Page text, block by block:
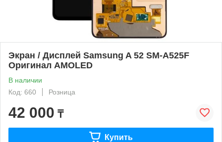
Экран / Дисплей Samsung A 52 SM-A525F
Оригинал AMOLED
В наличии
Код: 660
Розница
42 000 ₸
Купить